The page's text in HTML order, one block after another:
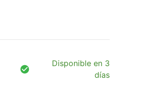
Disponible en 3
días